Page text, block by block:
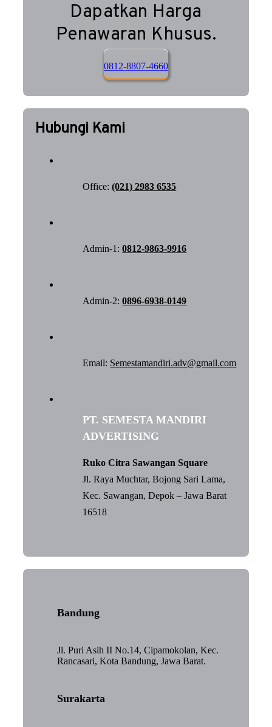
Dapatkan Harga
Penawaran Khusus.
0812-8807-4660
Hubungi Kami
Office:(021) 2983 6535
Admin-1:0812-9863-9916
Admin-2:0896-6938-0149
Email: Semestamandiri.adv@gmail.com
PT. SEMESTA MANDIRI
ADVERTISING
Ruko Citra Sawangan Square
Jl. Raya Muchtar, Bojong Sari Lama,
Kec. Sawangan, Depok – Jawa Barat
16518
Bandung
Jl. Puri Asih II No.14, Cipamokolan, Kec.
Rancasari, Kota Bandung, Jawa Barat.
Surakarta